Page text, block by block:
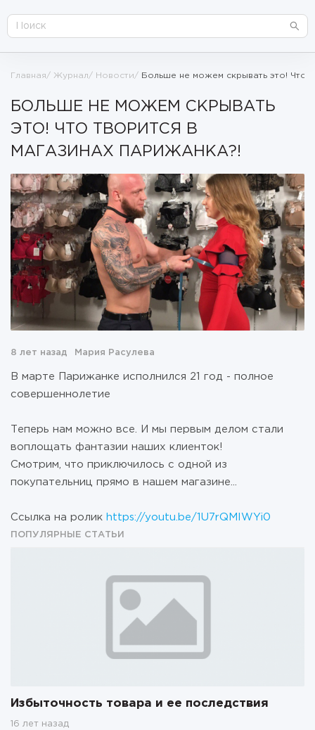
Главная Журнал Новости Больше не можем скрывать это! Что
БОЛЬШЕ НЕ МОЖЕМ СКРЫВАТЬ
ЭТО! ЧТО ТВОРИТСЯ В
МАГАЗИНАХ ПАРИЖАНКА?!
8 лет назад Мария Расулева
В марте Парижанке исполнился 21 год - полное
совершеннолетие
Теперь нам можно все. И мы первым делом стали
воплощать фантазии наших клиенток!
Смотрим, что приключилось с одной из
покупательниц прямо в нашем магазине...
Ссылка на ролик https://youtu.be/1U7rQMIWYi0
ПОПУЛЯРНЫЕ СТАТЬИ
Избыточность товара и ее последствия
16 лет назад